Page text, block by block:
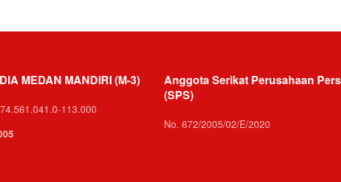
MEDAN MANDIRI (M-3)
113.000
Anggota Serikat Perusahaan Pers
(SPS)
No. 672/2005/02/E/2020